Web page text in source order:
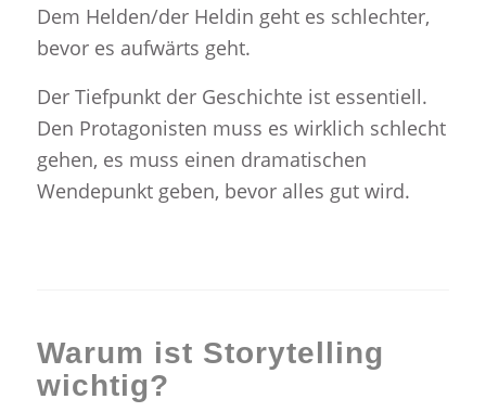
Dem Helden/der Heldin geht es schlechter,
bevor es aufwärts geht.
Der Tiefpunkt der Geschichte ist essentiell.
Den Protagonisten muss es wirklich schlecht
gehen, es muss einen dramatischen
Wendepunkt geben, bevor alles gut wird.
Warum ist Storytelling
wichtig?